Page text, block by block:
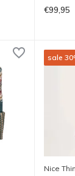
€99,95
sale
Nice